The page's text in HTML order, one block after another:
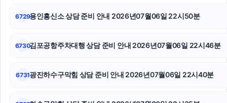
오렌지티켓
6729용인흥신소 상담 준비 안내 2026년07월06일 22시50분
6730김포공항주차대행 상담 준비 안내 2026년07월06일 22시46분
6731광진하수구막힘 상담 준비 안내 2026년07월06일 22시40분